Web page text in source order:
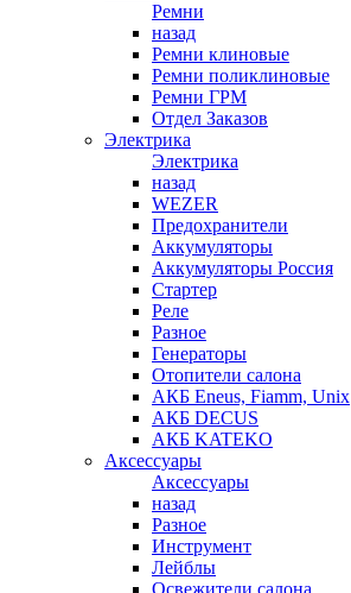
Ремни
назад
Ремни клиновые
Ремни поликлиновые
Ремни ГРМ
Отдел Заказов
Электрика
Электрика
назад
WEZER
Предохранители
Аккумуляторы
Аккумуляторы Россия
Стартер
Реле
Разное
Генераторы
Отопители салона
АКБ Eneus, Fiamm, Unix
АКБ DECUS
АКБ KATEKO
Аксессуары
Аксессуары
назад
Разное
Инструмент
Лейблы
Освежители салона